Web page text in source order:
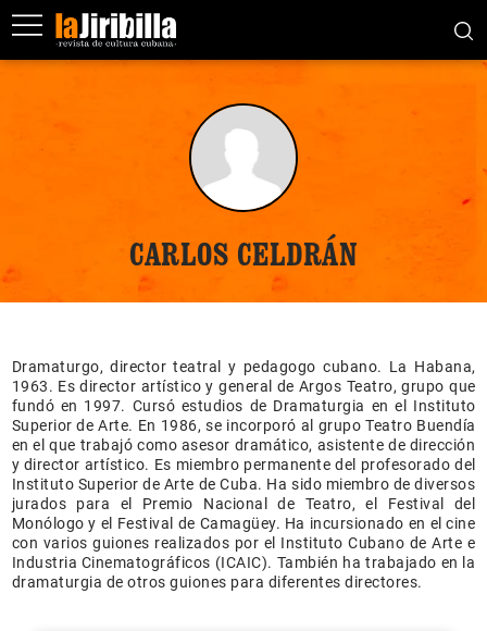
CARLOS CELDRÁN
Dramaturgo, director teatral y pedagogo cubano. La Habana,
1963. Es director artístico y general de Argos Teatro, grupo que
fundó en 1997. Cursó estudios de Dramaturgia en el Instituto
Superior de Arte. En 1986, se incorporó al grupo Teatro Buendía
en el que trabajó como asesor dramático, asistente de dirección
y director artístico. Es miembro permanente del profesorado del
Instituto Superior de Arte de Cuba. Ha sido miembro de diversos
jurados para el Premio Nacional de Teatro, el Festival del
Monólogo y el Festival de Camagüey. Ha incursionado en el cine
con varios guiones realizados por el Instituto Cubano de Arte e
Industria Cinematográficos (ICAIC). También ha trabajado en la
dramaturgia de otros guiones para diferentes directores.